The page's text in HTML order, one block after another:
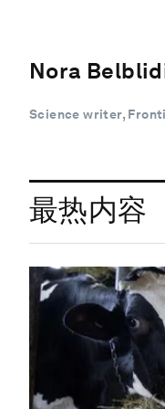
Nora
Science writer,
最热内容